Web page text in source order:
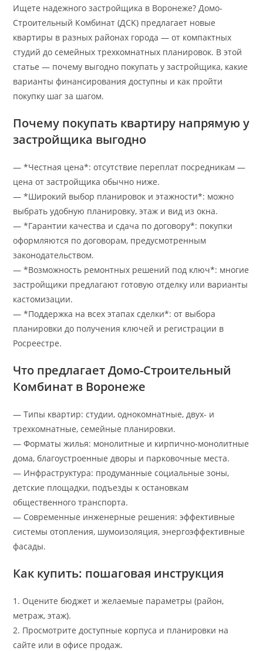
Ищете надежного застройщика в Воронеже? Домо-
Строительный Комбинат (ДСK) предлагает новые
квартиры в разных районах города — от компактных
студий до семейных трехкомнатных планировок. В этой
статье — почему выгодно покупать у застройщика, какие
варианты финансирования доступны и как пройти
покупку шаг за шагом.
Почему покупать квартиру напрямую у
застройщика выгодно
— *Честная цена*: отсутствие переплат посредникам —
цена от застройщика обычно ниже.
— *Широкий выбор планировок и этажности*: можно
выбрать удобную планировку, этаж и вид из окна.
— *Гарантии качества и сдача по договору*: покупки
оформляются по договорам, предусмотренным
законодательством.
— *Возможность ремонтных решений под ключ*: многие
застройщики предлагают готовую отделку или варианты
кастомизации.
— *Поддержка на всех этапах сделки*: от выбора
планировки до получения ключей и регистрации в
Росреестре.
Что предлагает Домо-Строительный
Комбинат в Воронеже
— Типы квартир: студии, однокомнатные, двух- и
трехкомнатные, семейные планировки.
— Форматы жилья: монолитные и кирпично-монолитные
дома, благоустроенные дворы и парковочные места.
— Инфраструктура: продуманные социальные зоны,
детские площадки, подъезды к остановкам
общественного транспорта.
— Современные инженерные решения: эффективные
системы отопления, шумоизоляция, энергоэффективные
фасады.
Как купить: пошаговая инструкция
1. Оцените бюджет и желаемые параметры (район,
метраж, этаж).
2. Просмотрите доступные корпусa и планировки на
сайте или в офисе продаж.